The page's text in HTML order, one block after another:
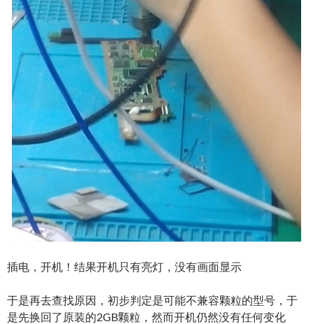
插电，开机！结果开机只有亮灯，没有画面显示
于是再去查找原因，初步判定是可能不兼容颗粒的型号，于
是先换回了原装的2GB颗粒，然而开机仍然没有任何变化